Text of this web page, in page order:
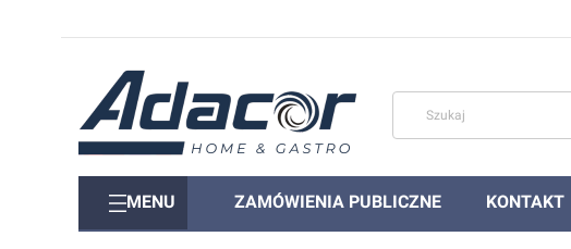
MENU ZAMÓWIENIA PUBLICZNE KONTAKT